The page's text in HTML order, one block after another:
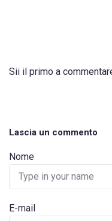
Sii il primo a
Lascia un commento
Nome
E-mail